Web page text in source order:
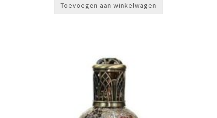
Toevoegen aan winkelwagen